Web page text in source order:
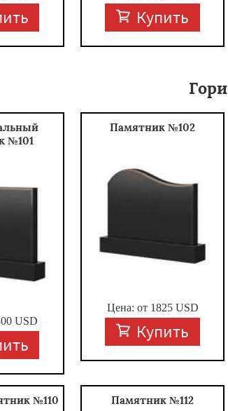
Купить
№101
USD
Памятник №102
Цена: от 1825USD
Купить
№110 Памятник №112